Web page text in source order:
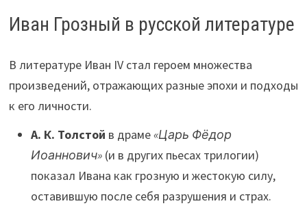
Иван Грозный в русской литературе
В литературе Иван IV стал героем множества
произведений, отражающих разные эпохи и подходы
к его личности.
А. К. Толстой в драме«Царь Фёдор
Иоаннович»(и в других пьесах трилогии)
показал Ивана как грозную и жестокую силу,
оставившую после себя разрушения и страх.